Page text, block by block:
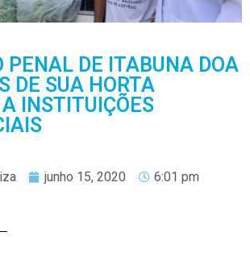
PENAL DE ITABUNA DOA
DE SUA HORTA
INSTITUIÇÕES
junho 15, 2020 6:01 pm